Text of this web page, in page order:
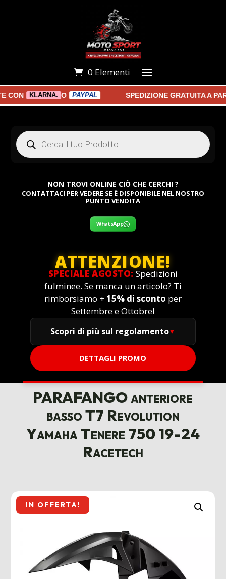
0 Elementi
KLARNA. O PAYPAL SPEDIZIONE GRATUITA A
Products
search
NON TROVI ONLINE CIÒ CHE CERCHI ?
CONTATTACI PER VEDERE SE È DISPONIBILE NEL NOSTRO
PUNTO VENDITA
WhatsApp
ATTENZIONE!
SPECIALE AGOSTO: Spedizioni
fulminee. Se manca un articolo? Ti
rimborsiamo + 15% di sconto per
Settembre e Ottobre!
Scopri di più sul regolamento
DETTAGLI PROMO
PARAFANGO anteriore
basso T7 Revolution
Yamaha Tenere 750 19-24
Racetech
IN OFFERTA!